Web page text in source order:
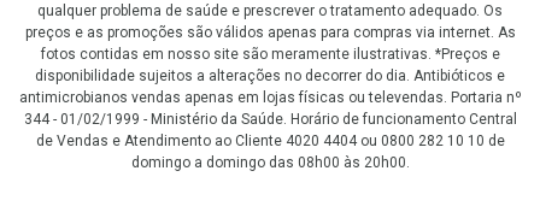
qualquer problema de saúde e prescrever o tratamento adequado. Os
preços e as promoções são válidos apenas para compras via internet. As
fotos contidas em nosso site são meramente ilustrativas. *Preços e
disponibilidade sujeitos a alterações no decorrer do dia. Antibióticos e
antimicrobianos vendas apenas em lojas físicas ou televendas. Portaria nº
344 - 01/02/1999 - Ministério da Saúde. Horário de funcionamento Central
de Vendas e Atendimento ao Cliente 4020 4404 ou 0800 282 10 10 de
domingo a domingo das 08h00 às 20h00.